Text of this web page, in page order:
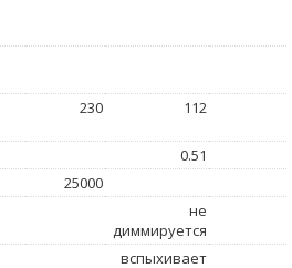
230 112
0.51
25000
не
диммируется
вспыхивает